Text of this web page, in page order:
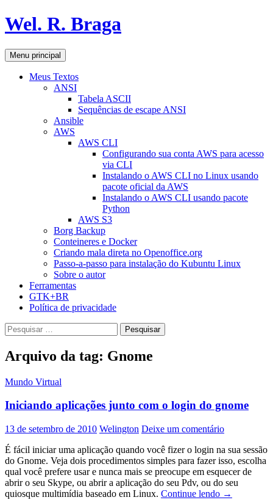
Pular
para
conteúdo
Wel. R. Braga
Pesquisar
Menu principal
Meus Textos
ANSI
Tabela ASCII
Sequências de escape ANSI
Ansible
AWS
AWS CLI
Configurando sua conta AWS para acesso
via CLI
Instalando o AWS CLI no Linux usando
pacote oficial da AWS
Instalando o AWS CLI usando pacote
Python
AWS S3
Borg Backup
Conteineres e Docker
Criando mala direta no Openoffice.org
Passo-a-passo para instalação do Kubuntu Linux
Sobre o autor
Ferramentas
GTK+BR
Política de privacidade
Pesquisar
por:
Arquivo da tag: Gnome
Mundo Virtual
Iniciando aplicações junto com o login do gnome
13 de setembro de 2010 Welington Deixe um comentário
É fácil iniciar uma aplicação quando você fizer o login na sua sessão
do Gnome. Veja dois procedimentos simples para fazer isso, escolha
qual você prefere usar e nunca mais se preocupe em esquecer de
abrir o seu Skype, ou abrir a aplicação do seu Pdv, ou do seu
quiosque multimídia baseado em Linux. Continue lendo Iniciando
→